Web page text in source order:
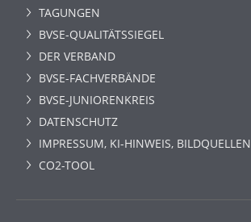
TAGUNGEN
BVSE-QUALITÄTSSIEGEL
DER VERBAND
BVSE-FACHVERBÄNDE
BVSE-JUNIORENKREIS
DATENSCHUTZ
IMPRESSUM, KI-HINWEIS, BILDQUELLEN
CO2-TOOL